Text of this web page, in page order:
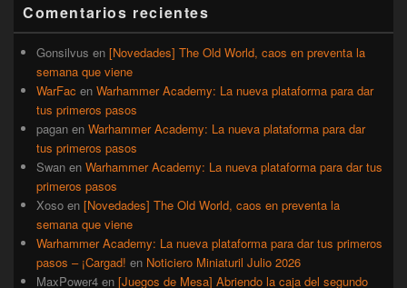
lateral
primaria
Comentarios recientes
Gonsilvus en [Novedades] The Old World, caos en preventa la
semana que viene
WarFac en Warhammer Academy: La nueva plataforma para dar
tus primeros pasos
pagan en Warhammer Academy: La nueva plataforma para dar
tus primeros pasos
Swan en Warhammer Academy: La nueva plataforma para dar tus
primeros pasos
Xoso en [Novedades] The Old World, caos en preventa la
semana que viene
Warhammer Academy: La nueva plataforma para dar tus primeros
pasos – ¡Cargad! en Noticiero Miniaturil Julio 2026
MaxPower4 en [Juegos de Mesa] Abriendo la caja del segundo